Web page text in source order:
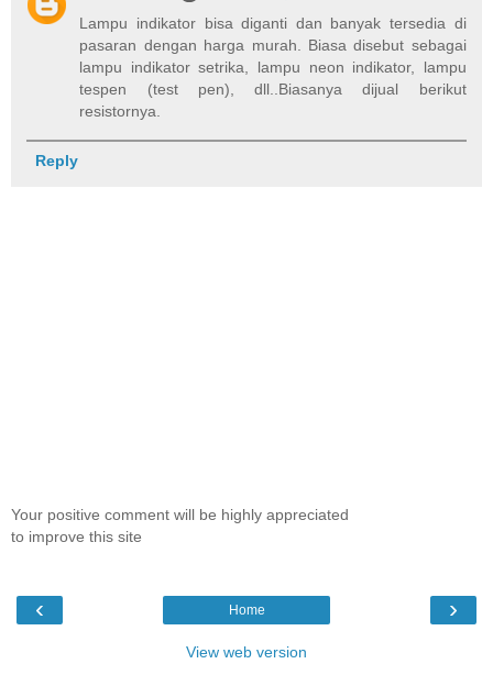
Lampu indikator bisa diganti dan banyak tersedia di
pasaran dengan harga murah. Biasa disebut sebagai
lampu indikator setrika, lampu neon indikator, lampu
tespen (test pen), dll..Biasanya dijual berikut
resistornya.
Reply
Your positive comment will be highly appreciated
to improve this site
‹ ›
Home
View web version